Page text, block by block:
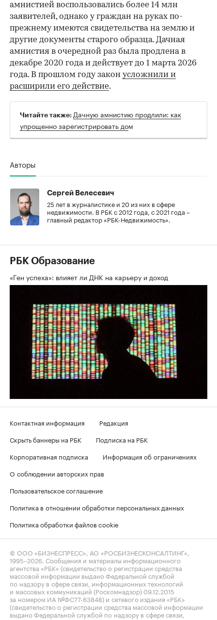
амнистией воспользовались более 14 млн
заявителей, однако у граждан на руках по-
прежнему имеются свидетельства на землю и
другие документы старого образца. Дачная
амнистия в очередной раз была продлена в
декабре 2020 года и действует до 1 марта 2026
года. В прошлом году закон усложнили и
расширили его действие.
Читайте также: Дачную амнистию продлили: как
упрощенно зарегистрировать дом
Авторы
Сергей Велесевич
25 лет в журналистике и 20 из них в сфере
недвижимости. В РБК с 2012 года, с 2021 года –
главный редактор «РБК-Недвижимость».
РБК Образование
«Ген успеха»: влияет ли ДНК на карьеру и доход
Контактная информация
Редакция
Скрыть баннеры на РБК
Подписка на РБК
Корпоративная подписка
Информация об ограничениях
О соблюдении авторских прав
Пользовательское соглашение
Политика в отношении обработки персональных данных
Политика обработки файлов cookie
© ООО «БИЗНЕСПРЕСС», АО «РОСБИЗНЕСКОНСАЛТИНГ»,
1995–2026 . Сообщения и материалы информационного
агентства «РБК» (свидетельство о регистрации средства
массовой информации выдано Федеральной службой
по надзору в сфере связи, информационных технологий
и массовых коммуникаций (Роскомнадзор) 09.12.2015
за номером ИА №ФС77-63848) и сетевого издания «РБК»
(свидетельство о регистрации средства массовой информации
выдано Федеральной службой по надзору в сфере связи,